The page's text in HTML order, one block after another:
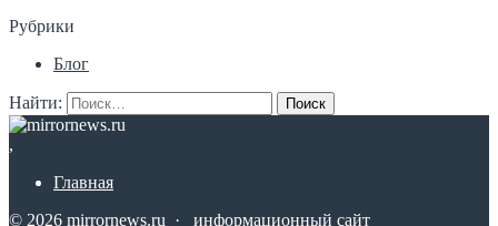
Рубрики
Блог
Найти:
,
Главная
© 2026 mirrornews.ru · информационный сайт